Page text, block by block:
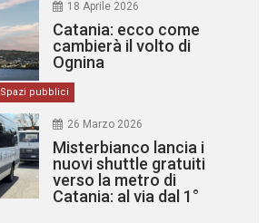
18 Aprile 2026
Catania: ecco come
cambierà il volto di
Ognina
Spazi pubblici
26 Marzo 2026
Misterbianco lancia i
nuovi shuttle gratuiti
verso la metro di
Catania: al via dal 1°